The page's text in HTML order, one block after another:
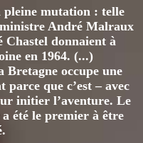
pleine mutation : telle
André Malraux
Chastel donnaient à
en 1964. (...)
Bretagne occupe une
que c’est – avec
initier l’aventure. Le
été le premier à être